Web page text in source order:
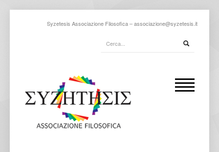
Syzetesis Associazione Filosofica –associazione@syzetesis.it